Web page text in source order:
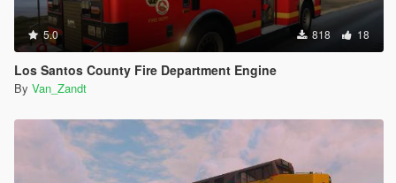
5.0 818 18
Los Santos County Fire Department Engine
By Van_Zandt